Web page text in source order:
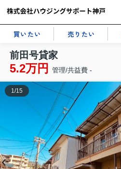
買いたい 売りたい
前田号貸家
5.2万円 管理/共益費 -
1/15